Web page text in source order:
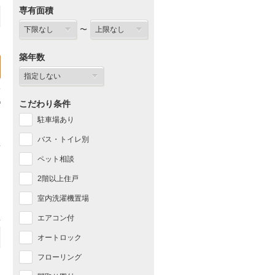
専有面積
〜
築年数
こだわり条件
駐車場あり
バス・トイレ別
ペット相談
2階以上住戸
室内洗濯機置場
エアコン付
オートロック
フローリング